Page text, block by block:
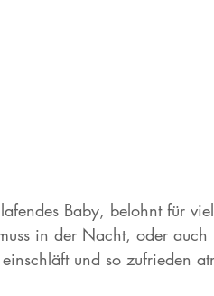
Baby, belohnt für
in der Nacht, oder auch
und so zufrieden